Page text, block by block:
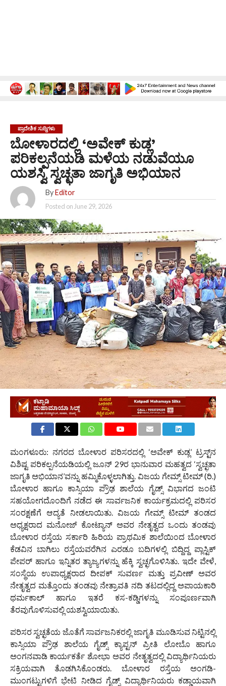
ಪ್ರಾದೇಶಿಕ ಸುದ್ದಿಗಳು
ಬೋಳಾರದಲ್ಲಿ ‘ಅವೇಕ್ ಕುಡ್ಲ’
ಪರಿಕಲ್ಪನೆಯಡಿ ಮಳೆಯ ನಡುವೆಯೂ
ಯಶಸ್ವಿ ಸ್ವಚ್ಛತಾ ಜಾಗೃತಿ ಅಭಿಯಾನ
By Editor
Posted onJune 29, 2026
ಮಂಗಳೂರು: ನಗರದ ಬೋಳಾರ ಪರಿಸರದಲ್ಲಿ ‘ಅವೇಕ್ ಕುಡ್ಲ’ ಟ್ರಸ್ಟ್‌ನ
ವಿಶಿಷ್ಟ ಪರಿಕಲ್ಪನೆಯಡಿಯಲ್ಲಿ ಜೂನ್ 29ರ ಭಾನುವಾರ ಮಹತ್ವದ ‘ಸ್ವಚ್ಛತಾ
ಜಾಗೃತಿ ಅಭಿಯಾನ’ವನ್ನು ಹಮ್ಮಿಕೊಳ್ಳಲಾಗಿತ್ತು. ವಿಜಯ ಗೇಮ್ಸ್ ಟೀಮ್ (ರಿ.)
ಬೋಳಾರ ಹಾಗೂ ಕಾಸ್ಸಿಯಾ ಪ್ರೌಢ ಶಾಲೆಯ ಗೈಡ್ಸ್ ವಿಭಾಗದ ಜಂಟಿ
ಸಹಯೋಗದೊಂದಿಗೆ ನಡೆದ ಈ ಸಾರ್ವಜನಿಕ ಕಾರ್ಯಕ್ರಮದಲ್ಲಿ ಪರಿಸರ
ಸಂರಕ್ಷಣೆಗೆ ಆದ್ಯತೆ ನೀಡಲಾಯಿತು. ವಿಜಯ ಗೇಮ್ಸ್ ಟೀಮ್ ತಂಡದ
ಅಧ್ಯಕ್ಷರಾದ ಮನೋಜ್ ಕೋಟ್ಯಾನ್ ಅವರ ನೇತೃತ್ವದ ಒಂದು ತಂಡವು
ಬೋಳಾರ ರಸ್ತೆಯ ಸರ್ಕಾರಿ ಹಿರಿಯ ಪ್ರಾಥಮಿಕ ಶಾಲೆಯಿಂದ ಬೋಳಾರ
ಕೆಡವಿನ ಬಾಗಿಲು ರಸ್ತೆಯವರೆಗಿನ ಎರಡೂ ಬದಿಗಳಲ್ಲಿ ಬಿದ್ದಿದ್ದ ಪ್ಲಾಸ್ಟಿಕ್
ಪೇಪರ್ ಹಾಗೂ ಇನ್ನಿತರ ತ್ಯಾಜ್ಯಗಳನ್ನು ಹೆಕ್ಕಿ ಸ್ವಚ್ಛಗೊಳಿಸಿತು. ಇದೇ ವೇಳೆ,
ಸಂಸ್ಥೆಯ ಉಪಾಧ್ಯಕ್ಷರಾದ ದೀಪಕ್ ಸುವರ್ಣ ಮತ್ತು ಪ್ರವೀಣ್ ಅವರ
ನೇತೃತ್ವದ ಮತ್ತೊಂದು ತಂಡವು ನೇತ್ರಾವತಿ ನದಿ ತಟದಲ್ಲಿದ್ದ ಅಪಾಯಕಾರಿ
ಥರ್ಮಕಾಲ್ ಹಾಗೂ ಇತರೆ ಕಸ-ಕಡ್ಡಿಗಳನ್ನು ಸಂಪೂರ್ಣವಾಗಿ
ತೆರವುಗೊಳಿಸುವಲ್ಲಿ ಯಶಸ್ವಿಯಾಯಿತು.
ಪರಿಸರ ಸ್ವಚ್ಛತೆಯ ಜೊತೆಗೆ ಸಾರ್ವಜನಿಕರಲ್ಲಿ ಜಾಗೃತಿ ಮೂಡಿಸುವ ನಿಟ್ಟಿನಲ್ಲಿ
ಕಾಸ್ಸಿಯಾ ಪ್ರೌಢ ಶಾಲೆಯ ಗೈಡ್ಸ್ ಕ್ಯಾಪ್ಟನ್ ಪ್ರೀತಿ ಲೋಬೊ ಹಾಗೂ
ಅಂಗನವಾಡಿ ಕಾರ್ಯಕರ್ತೆ ಶೋಭಾ ಅವರ ನೇತೃತ್ವದಲ್ಲಿ ವಿದ್ಯಾರ್ಥಿನಿಯರು
ಸಕ್ರಿಯವಾಗಿ ತೊಡಗಿಸಿಕೊಂಡರು. ಬೋಳಾರ ರಸ್ತೆಯ ಅಂಗಡಿ-
ಮುಂಗಟ್ಟುಗಳಿಗೆ ಭೇಟಿ ನೀಡಿದ ಗೈಡ್ಸ್ ವಿದ್ಯಾರ್ಥಿನಿಯರು ಕಡ್ಡಾಯವಾಗಿ